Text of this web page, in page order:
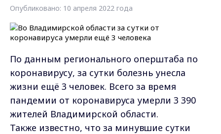
Опубликовано: 10 апреля 2022 года
По данным регионального оперштаба по
коронавирусу, за сутки болезнь унесла
жизни ещё 3 человек. Всего за время
пандемии от коронавируса умерли 3 390
жителей Владимирской области.
Также известно, что за минувшие сутки